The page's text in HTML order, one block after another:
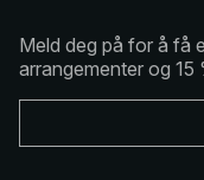
Meld deg på for å få
arrangementer og